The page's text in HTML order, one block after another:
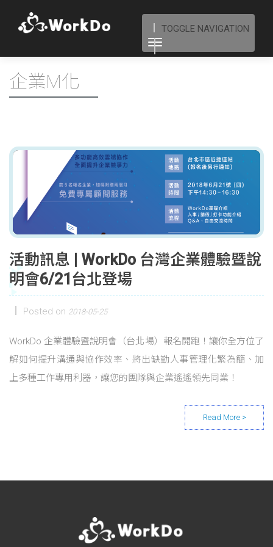
TOGGLE NAVIGATION
企業M化
活動訊息 | WorkDo 台灣企業體驗暨說
明會6/21台北登場
Posted on 2018-05-25
WorkDo 企業體驗暨說明會（台北場）報名開跑！讓你全方位了
解如何提升溝通與協作效率、將出缺勤人事管理化繁為簡、加
上多種工作專用利器，讓您的團隊與企業遙遙領先同業！
Posts navigation